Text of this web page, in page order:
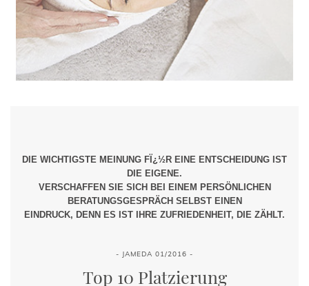
DIE WICHTIGSTE MEINUNG FÏ¿½R EINE ENTSCHEIDUNG IST
DIE EIGENE.
VERSCHAFFEN SIE SICH BEI EINEM PERSÖNLICHEN
BERATUNGSGESPRÄCH SELBST EINEN
EINDRUCK, DENN ES IST IHRE ZUFRIEDENHEIT, DIE ZÄHLT.
- JAMEDA 01/2016 -
Top 10 Platzierung